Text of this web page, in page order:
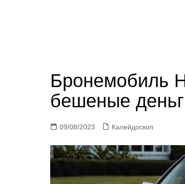
Бронемобиль
бешеные
09/08/2023 Калейдоскоп